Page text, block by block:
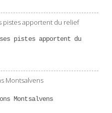
pistes apportent du
Montsalvens